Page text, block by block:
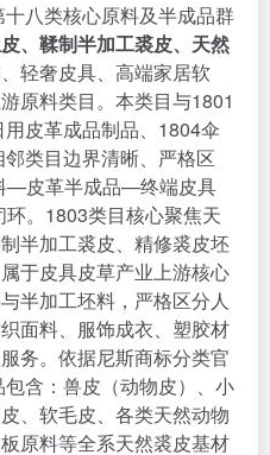
八类核心原料及半成品群
、鞣制半加工裘皮、天然
轻奢皮具、高端家居软
原料类目。本类目与1801
皮革成品制品、1804伞
类目边界清晰、严格区
—皮革半成品—终端皮具
。1803类目核心聚焦天
半加工裘皮、精修裘皮坯
于皮具皮草产业上游核心
半加工坯料，严格区分人
面料、服饰成衣、塑胶材
务。依据尼斯商标分类官
含：兽皮（动物皮）、小
、软毛皮、各类天然动物
原料等全系天然裘皮基材